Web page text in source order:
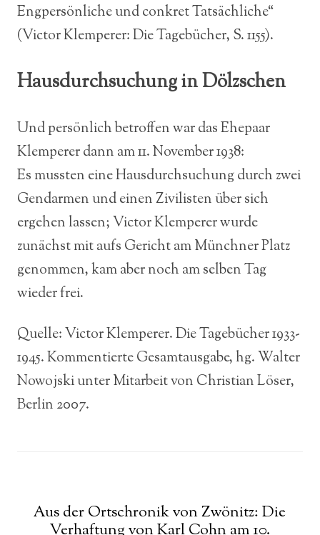
Engpersönliche und conkret Tatsächliche“
(Victor Klemperer: Die Tagebücher, S. 1155).
Hausdurchsuchung in Dölzschen
Und persönlich betroffen war das Ehepaar
Klemperer dann am 11. November 1938:
Es mussten eine Hausdurchsuchung durch zwei
Gendarmen und einen Zivilisten über sich
ergehen lassen; Victor Klemperer wurde
zunächst mit aufs Gericht am Münchner Platz
genommen, kam aber noch am selben Tag
wieder frei.
Quelle: Victor Klemperer. Die Tagebücher 1933-
1945. Kommentierte Gesamtausgabe, hg. Walter
Nowojski unter Mitarbeit von Christian Löser,
Berlin 2007.
Aus der Ortschronik von Zwönitz: Die